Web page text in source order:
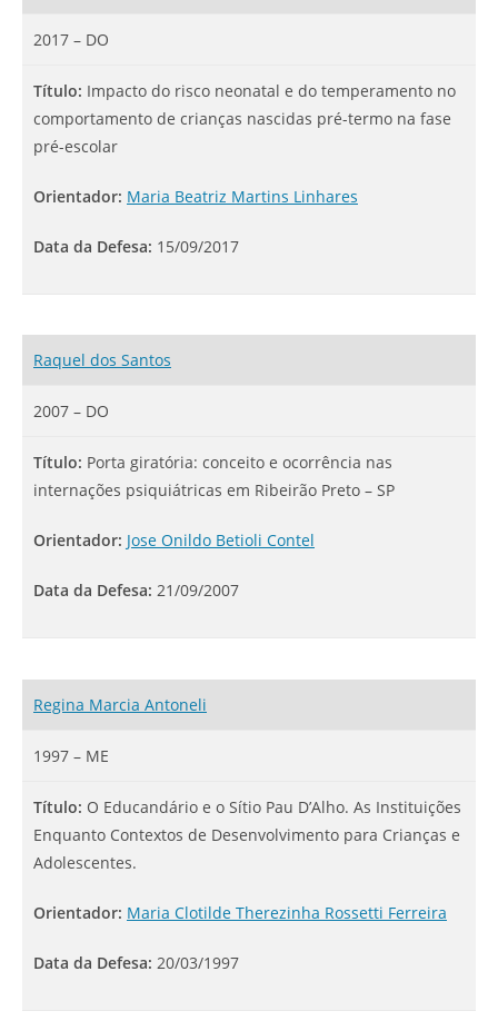
2017 – DO
Título: Impacto do risco neonatal e do temperamento no
comportamento de crianças nascidas pré-termo na fase
pré-escolar
Orientador: Maria Beatriz Martins Linhares
Data da Defesa: 15/09/2017
Raquel dos Santos
2007 – DO
Título: Porta giratória: conceito e ocorrência nas
internações psiquiátricas em Ribeirão Preto – SP
Orientador: Jose Onildo Betioli Contel
Data da Defesa: 21/09/2007
Regina Marcia Antoneli
1997 – ME
Título: O Educandário e o Sítio Pau D’Alho. As Instituições
Enquanto Contextos de Desenvolvimento para Crianças e
Adolescentes.
Orientador: Maria Clotilde Therezinha Rossetti Ferreira
Data da Defesa: 20/03/1997